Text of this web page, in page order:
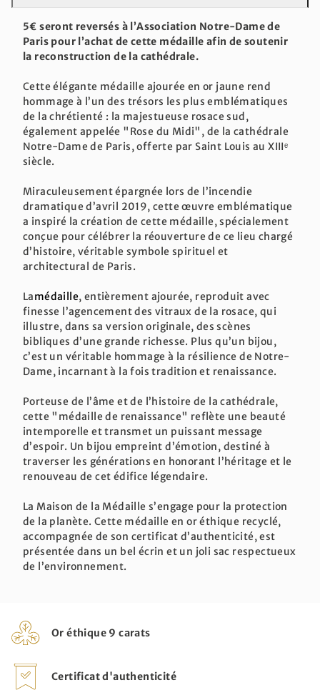
5€ seront reversés à l’Association Notre-Dame de
Paris pour l’achat de cette médaille afin de soutenir
la reconstruction de la cathédrale.
Cette élégante médaille ajourée en or jaune rend
hommage à l’un des trésors les plus emblématiques
de la chrétienté : la majestueuse rosace sud,
également appelée "Rose du Midi", de la cathédrale
Notre-Dame de Paris, offerte par Saint Louis au XIIIᵉ
siècle.
Miraculeusement épargnée lors de l’incendie
dramatique d’avril 2019, cette œuvre emblématique
a inspiré la création de cette médaille, spécialement
conçue pour célébrer la réouverture de ce lieu chargé
d’histoire, véritable symbole spirituel et
architectural de Paris.
Lamédaille, entièrement ajourée, reproduit avec
finesse l’agencement des vitraux de la rosace, qui
illustre, dans sa version originale, des scènes
bibliques d’une grande richesse. Plus qu’un bijou,
c’est un véritable hommage à la résilience de Notre-
Dame, incarnant à la fois tradition et renaissance.
Porteuse de l’âme et de l’histoire de la cathédrale,
cette "médaille de renaissance" reflète une beauté
intemporelle et transmet un puissant message
d’espoir. Un bijou empreint d’émotion, destiné à
traverser les générations en honorant l’héritage et le
renouveau de cet édifice légendaire.
La Maison de la Médaille s’engage pour la protection
de la planète. Cette médaille en or éthique recyclé,
accompagnée de son certificat d’authenticité, est
présentée dans un bel écrin et un joli sac respectueux
de l’environnement.
Or éthique 9 carats
Certificat d'authenticité